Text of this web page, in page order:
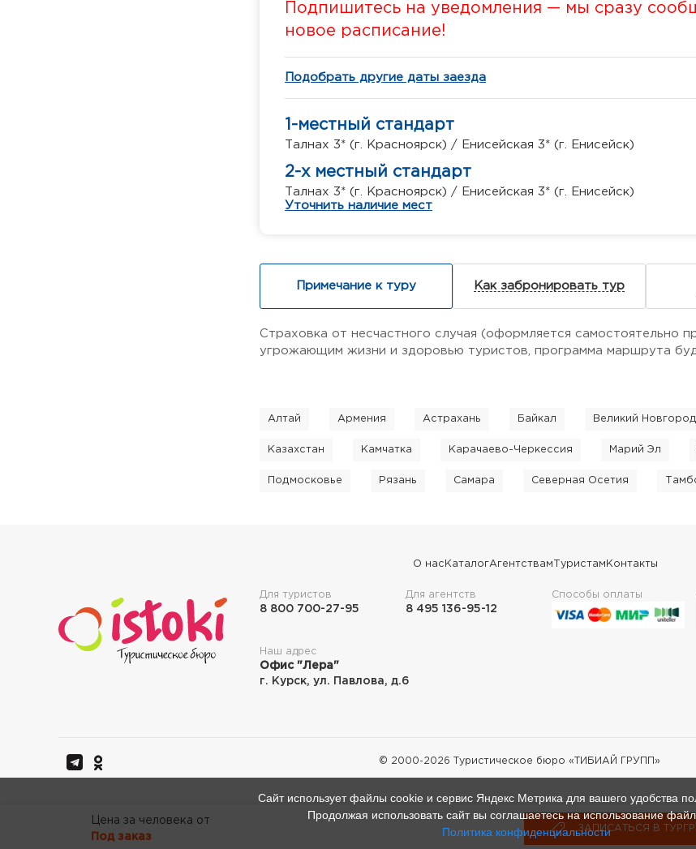
Цена за человека от
Под заказ
ЗАПИСАТЬСЯ В
Цена за человека от
Под заказ
ЗАПИСАТЬСЯ В
Подпишитесь на уведомления — мы сразу
новое расписание!
Подобрать другие даты заезда
1-местный стандарт
Талнах 3* (г. Красноярск) / Енисейская 3* (г. Енисейск)
2-х местный стандарт
Талнах 3* (г. Красноярск) / Енисейская 3* (г. Енисейск)
Уточнить наличие мест
Примечание к туру Как забронировать тур
Страховка от несчастного случая (оформляется самостоятельно
угрожающим жизни и здоровью туристов, программа маршрута
Алтай Армения Астрахань Байкал Великий Новгород
Казахстан Камчатка Карачаево-Черкессия Марий Эл
Подмосковье Рязань Самара Северная Осетия
О нас КаталогАгентствам Туристам Контакты
Для туристов
8 800 700-27-95
Для агентств
8 495 136-95-12
Способы оплаты
Наш адрес
Офис "Лера"
г. Курск, ул. Павлова, д.6
© 2000-2026 Туристическое бюро «ТИБИАЙ ГРУПП»
Сайт использует файлы cookie и сервис Яндекс Метрика для вашего удобства
Продолжая использовать сайт вы соглашаетесь на использование
Политика конфиденциальности